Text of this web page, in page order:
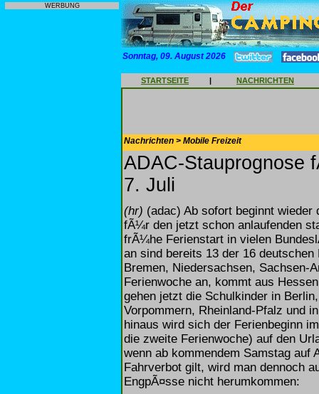
WERBUNG
Sonntag, 09. August 2026
STARTSEITE | NACHRICHTEN
Nachrichten > Mobile Freizeit
ADAC-Stauprognose
7. Juli
(hr) (adac) Ab sofort beginnt
fÃ¼r den jetzt schon anlaufenden
frÃ¼he Ferienstart in vielen
an sind bereits 13 der 16
Bremen, Niedersachsen, Sachsen-
Ferienwoche an, kommt aus
gehen jetzt die Schulkinder in
Vorpommern, Rheinland-Pfalz und
hinaus wird sich der Ferienbeginn
die zweite Ferienwoche) auf den
wenn ab kommendem Samstag auf
Fahrverbot gilt, wird man dennoch
EngpÃ¤sse nicht herumkommen: